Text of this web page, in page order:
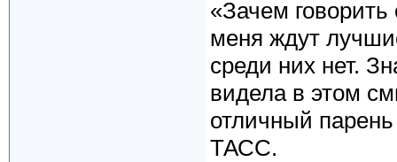
«Зачем
меня ждут
среди них нет.
видела в этом
отличный
ТАСС.